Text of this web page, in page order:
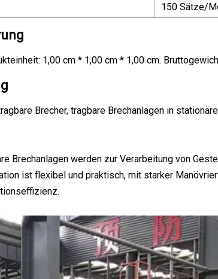
150 Sätze/
1,00 cm * 1,00 cm * 1,00 cm.
Brecher, tragbare Brechanlagen in
Brechanlagen werden zur Verarbeitung von
ist flexibel und praktisch, mit starker